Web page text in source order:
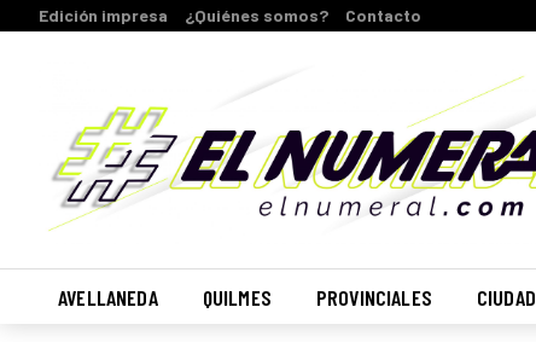
Edición impresa ¿Quiénes somos? Contacto
AVELLANEDA QUILMES PROVINCIALES CIUDAD